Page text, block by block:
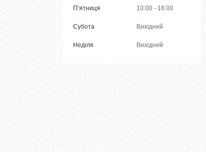
Пʼятниця 10:00 18:00
Субота Вихідний
Неділя Вихідний